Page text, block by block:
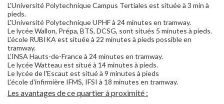
L'Université Polytechnique Campus Tertiales est située à 3 min à
pieds.
L'Université Polytechnique UPHF à 24 minutes en tramway.
Le lycée Wallon, Prépa, BTS, DCSG, sont situés 5 minutes à pieds.
L'école RUBIKA est située à 22 minutes à pieds possible en
tramway.
L'INSA Hauts-de-France à 24 minutes en tramway.
Le lycée Watteau est situé à 14 minutes à pieds.
Le lycée de l'Escaut est situé à 9 minutes à pieds
L'école d'infirmière IFMS, IFSI à 18 minutes en tramway.
Les avantages de ce quartier à proximité :